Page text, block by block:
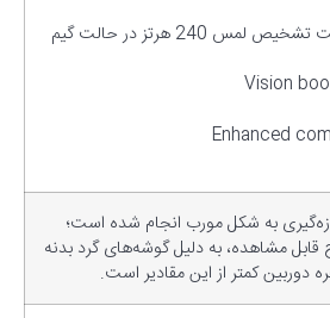
لمس 240 هرتز در حالت گیم
Vision
Enhanced
به شکل مورب انجام شده است؛
مشاهده، به دلیل گوشه‌های گرد بدنه
دوربین کمتر از این مقادیر است.